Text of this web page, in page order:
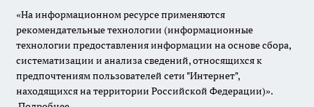
«На информационном ресурсе применяются
рекомендательные технологии (информационные
технологии предоставления информации на основе сбора,
систематизации и анализа сведений, относящихся к
предпочтениям пользователей сети "Интернет",
находящихся на территории Российской Федерации)».